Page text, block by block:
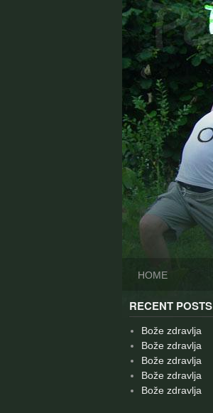
HOME
RECENT POSTS
Bože zdravlja
Bože zdravlja
Bože zdravlja
Bože zdravlja
Bože zdravlja